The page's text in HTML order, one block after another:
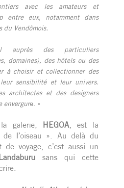
avec les amateurs et
entre eux, notamment dans
du Vendômois.
auprès des particuliers
domaines), des hôtels ou des
à choisir et collectionner des
sensibilité et leur univers.
architectes et des designers
envergure. »
galerie, HEGOA, est la
l’oiseau ». Au delà du
de voyage, c’est aussi un
sans qui cette